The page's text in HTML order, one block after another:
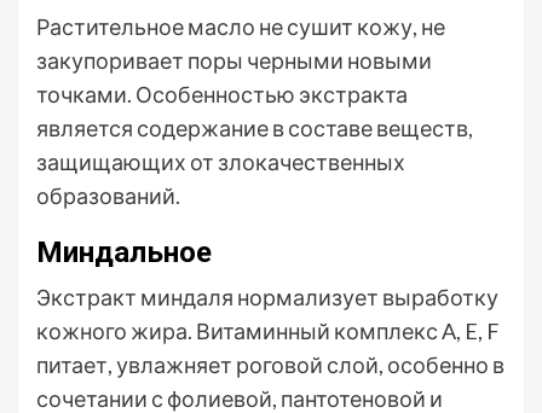
Растительное масло не сушит кожу, не
закупоривает поры черными новыми
точками. Особенностью экстракта
является содержание в составе веществ,
защищающих от злокачественных
образований.
Миндальное
Экстракт миндаля нормализует выработку
кожного жира. Витаминный комплекс A, E, F
питает, увлажняет роговой слой, особенно в
сочетании с фолиевой, пантотеновой и